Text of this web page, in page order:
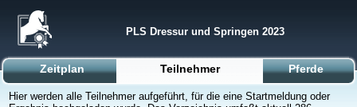
PLS Dressur und Springen 2023
Zeitplan Teilnehmer Pferde
Hier werden alle Teilnehmer aufgeführt, für die eine Startmeldung oder